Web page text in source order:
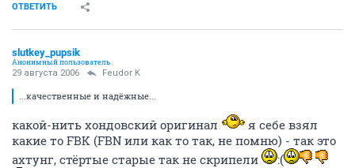
ОТВЕТИТЬ
slutkey_pupsik
Анонимный пользователь
29 августа 2006 Feudor K
...качественные и надёжные...
какой-нить хондовский оригинал
я себе взял
какие то FBK (FBN или как то так, не помню) - так это
ахтунг, стёртые старые так не скрипели
:(